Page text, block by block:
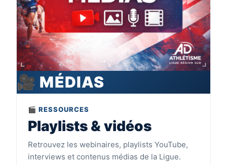
🎥 MÉDIAS
🎬 RESSOURCES
Playlists & vidéos
Retrouvez les webinaires, playlists YouTube,
interviews et contenus médias de la Ligue.